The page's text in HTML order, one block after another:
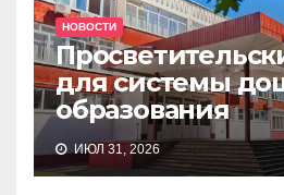
НОВОСТИ
для системы
образования
ИЮЛ 31, 2026